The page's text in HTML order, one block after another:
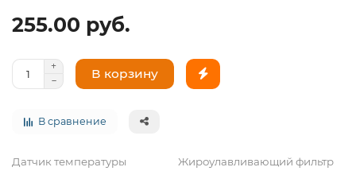
255.00 руб.
В корзину
В сравнение
Датчик температуры Жироулавливающий фильтр